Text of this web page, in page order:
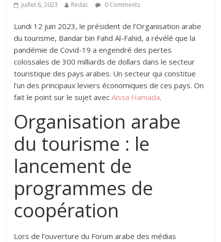
juillet 6, 2023 Redac 0 Comments
Lundi 12 juin 2023, le président de l’Organisation arabe
du tourisme, Bandar bin Fahd Al-Fahid, a révélé que la
pandémie de Covid-19 a engendré des pertes
colossales de 300 milliards de dollars dans le secteur
touristique des pays arabes. Un secteur qui constitue
l’un des principaux leviers économiques de ces pays. On
fait le point sur le sujet avecAissa Hamada.
Organisation arabe
du tourisme : le
lancement de
programmes de
coopération
Lors de l’ouverture du Forum arabe des médias